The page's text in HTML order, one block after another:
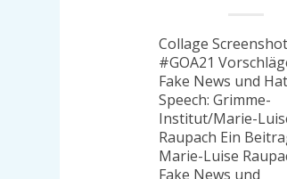
Collage
#GOA21
Fake News und
Speech: Grimme-
Institut/Marie-
Raupach Ein
Marie-Luise
Fake News und